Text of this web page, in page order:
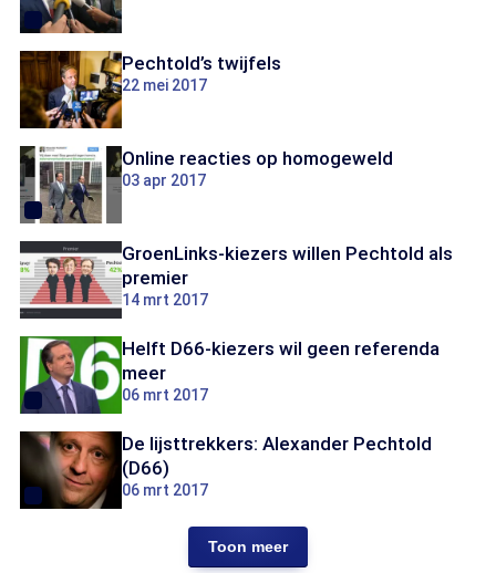
Pechtold’s twijfels
22 mei 2017
Online reacties op homogeweld
03 apr 2017
GroenLinks-kiezers willen Pechtold als
premier
14 mrt 2017
Helft D66-kiezers wil geen referenda
meer
06 mrt 2017
De lijsttrekkers: Alexander Pechtold
(D66)
06 mrt 2017
Toon meer